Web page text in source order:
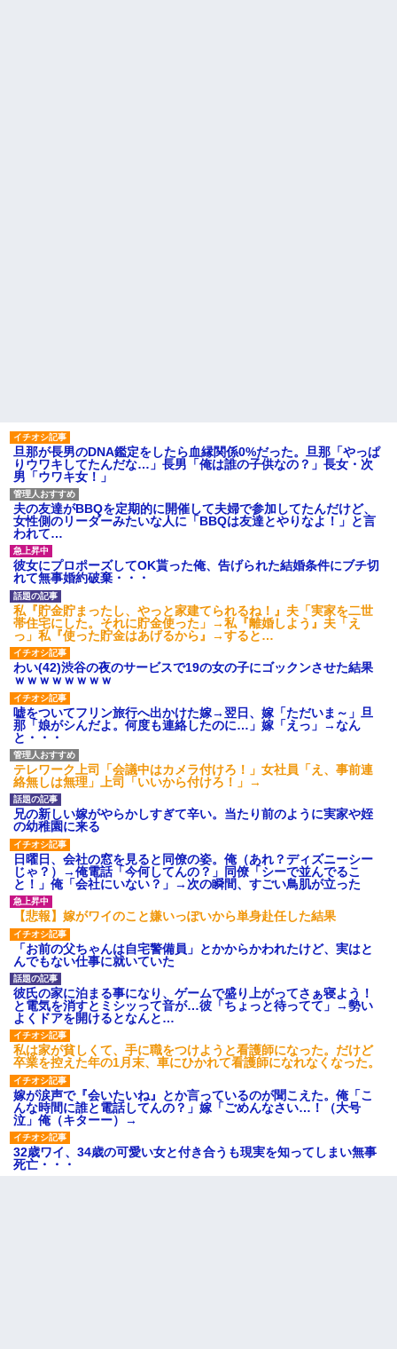
るｗｗｗｗｗｗ「こんな高い
の？ｗｗ」「逆に超安い」
私「ちょっと、人の家の金庫
触らないでよ！」キチママ『そ
こに金庫があったから、開けて
みようとしただけ☆』義兄「泥
は出てけ！二度と来るな！」結
果・・・
私「初めて飲む味だけどなん
のお茶？」彼「ちっ！」私「」
【GIF】JSのカンチョーワロ
タ
後続車にクラクションを鳴ら
され彼氏が逆切れ。「何クラク
ション鳴らしてんだ！降りてこ
いよ！」と怒鳴りだし...
【衝撃】報酬100万円超の治験
募集がこちらｗｗｗｗｗ(※画像
あり)
【ネット騒然】惨殺されたタ
ワマン頂き女子のこの動画、す
げえええええｗｗｗｗｗｗｗｗ
ｗｗｗ
【愕然】白のクラウン俺氏、
高速道路左車線を制限速度で走
った結果wwwwwwwwwwww
百年の恋12-899 食べた量を
張り合ってくる
【悲報】佐藤輝明・・・２軍
でも盛大にやらかす←あまり悲
しませないでくれ
旦那が長男のDNA鑑定をしたら血縁関係0%だった。旦那「やっぱ
りウワキしてたんだな…」長男「俺は誰の子供なの？」長女・次
男「ウワキ女！」
夫の友達がBBQを定期的に開催して夫婦で参加してたんだけど、
女性側のリーダーみたいな人に「BBQは友達とやりなよ！」と言
われて…
彼女にプロポーズしてOK貰った俺、告げられた結婚条件にブチ切
れて無事婚約破棄・・・
私『貯金貯まったし、やっと家建てられるね！』夫「実家を二世
帯住宅にした。それに貯金使った」→私『離婚しよう』夫「え
っ」私『使った貯金はあげるから』→すると…
わい(42)渋谷の夜のサービスで19の女の子にゴックンさせた結果
ｗｗｗｗｗｗｗｗ
嘘をついてフリン旅行へ出かけた嫁→翌日、嫁「ただいま～」旦
那「娘がシんだよ。何度も連絡したのに…」嫁「えっ」→なん
と・・・
テレワーク上司「会議中はカメラ付けろ！」女社員「え、事前連
絡無しは無理」上司「いいから付けろ！」→
兄の新しい嫁がやらかしすぎて辛い。当たり前のように実家や姪
の幼稚園に来る
日曜日、会社の窓を見ると同僚の姿。俺（あれ？ディズニーシー
じゃ？）→俺電話「今何してんの？」同僚「シーで並んでるこ
と！」俺「会社にいない？」→次の瞬間、すごい鳥肌が立った
【悲報】嫁がワイのこと嫌いっぽいから単身赴任した結果
「お前の父ちゃんは自宅警備員」とかからかわれたけど、実はと
んでもない仕事に就いていた
彼氏の家に泊まる事になり、ゲームで盛り上がってさぁ寝よう！
と電気を消すとミシッって音が…彼「ちょっと待ってて」→勢い
よくドアを開けるとなんと…
私は家が貧しくて、手に職をつけようと看護師になった。だけど
卒業を控えた年の1月末、車にひかれて看護師になれなくなった。
嫁が涙声で『会いたいね』とか言っているのが聞こえた。俺「こ
んな時間に誰と電話してんの？」嫁「ごめんなさい…！（大号
泣」俺（キターー）→
32歳ワイ、34歳の可愛い女と付き合うも現実を知ってしまい無事
死亡・・・